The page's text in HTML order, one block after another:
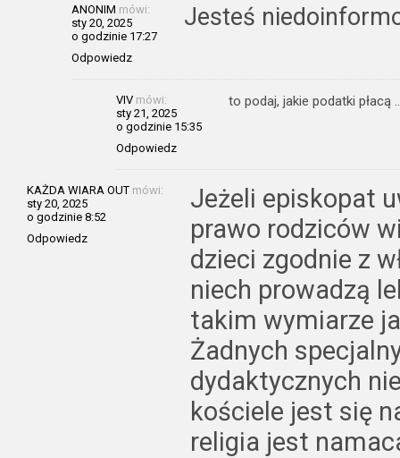
ANONIM mówi:
sty 20, 2025
o godzinie 17:27
Odpowiedz
Jesteś
VIV mówi:
sty 21, 2025
o godzinie 15:35
Odpowiedz
to podaj, jakie podatki płacą
KAŻDA WIARA OUT mówi:
sty 20, 2025
o godzinie 8:52
Odpowiedz
Jeżeli episkopat
prawo rodziców
dzieci zgodnie z
niech prowadzą
takim wymiarze
Żadnych
dydaktycznych
kościele jest się
religia jest